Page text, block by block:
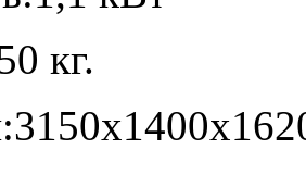
кг.